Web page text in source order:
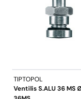
TIPTOPOL
Ventilis S.ALU 36 MS